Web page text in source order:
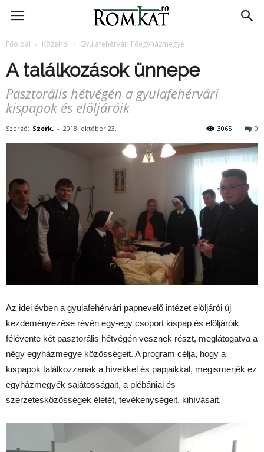
RomKat.ro
Főoldal Közelről Gyulafehérvári Főegyházmegye
A találkozások ünnepe
Pasztorális hétvégén a gyulafehérvári
kispapok és elöljáróik
Szerző: Szerk. - 2018. október 23. 0
3065
Az idei évben a gyulafehérvári papnevelő intézet elöljárói új
kezdeményezése révén egy-egy csoport kispap és elöljáróik
félévente két pasztorális hétvégén vesznek részt, meglátogatva a
négy egyházmegye közösségeit. A program célja, hogy a
kispapok találkozzanak a hívekkel és papjaikkal, megismerjék ez
egyházmegyék sajátosságait, a plébániai és
szerzetesközösségek életét, tevékenységeit, kihívásait.